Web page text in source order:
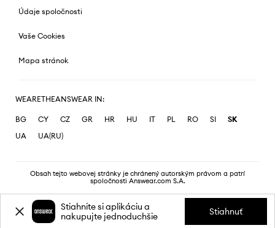
Údaje spoločnosti
Vaše Cookies
Mapa stránok
WEARETHEANSWEAR IN:
BG CY CZ GR HR HU IT PL RO SI
SK
UA
UA(RU)
Obsah tejto webovej stránky je chránený autorským právom a patrí
spoločnosti Answear.com S.A.
Stiahnite si aplikáciu a
nakupujte jednoduchšie
Stiahnuť